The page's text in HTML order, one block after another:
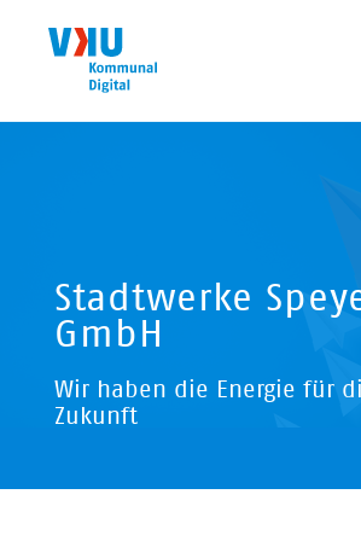
Stadtwerke
GmbH
Wir haben die Energie für
Zukunft